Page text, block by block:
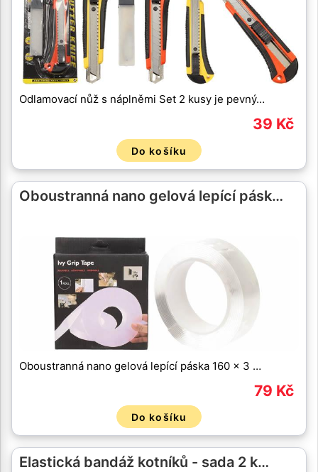
Odlamovací nůž s náplněmi Set 2 kusy je pevný…
39 Kč
Do košíku
Oboustranná nano gelová lepící pásk…
Oboustranná nano gelová lepící páska 160 x 3 …
79 Kč
Do košíku
Elastická bandáž kotníků - sada 2 k…